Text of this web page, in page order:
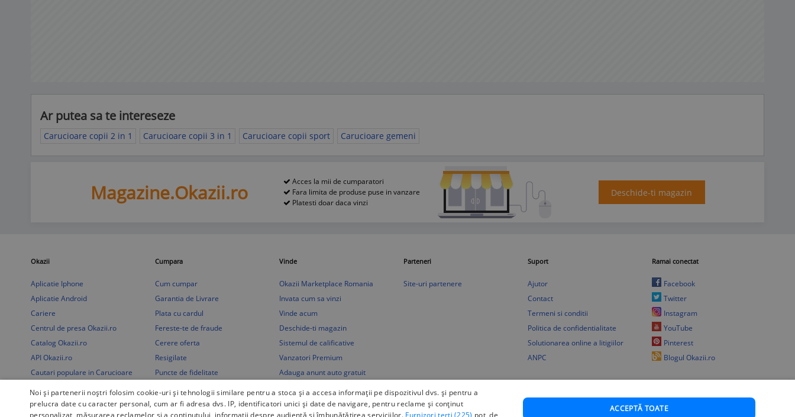
Ar putea sa te intereseze
Carucioare copii 2 in 1 Carucioare copii 3 in 1 Carucioare copii sport Carucioare gemeni
Magazine.Okazii.ro
Acces la mii de cumparatori
Fara limita de produse puse in vanzare
Platesti doar daca vinzi
Deschide-ti magazin
Okazii
Aplicatie Iphone
Aplicatie Android
Cariere
Centrul de presa Okazii.ro
Catalog Okazii.ro
API Okazii.ro
Cautari populare in Carucioare
Cumpara
Cum cumpar
Garantia de Livrare
Plata cu cardul
Fereste-te de fraude
Cerere oferta
Resigilate
Puncte de fidelitate
Vinde
Okazii Marketplace Romania
Invata cum sa vinzi
Vinde acum
Deschide-ti magazin
Sistemul de calificative
Vanzatori Premium
Adauga anunt auto gratuit
Parteneri
Site-uri partenere
Suport
Ajutor
Contact
Termeni si conditii
Politica de confidentialitate
Solutionarea online a litigiilor
ANPC
Ramai conectat
Facebook
Twitter
Instagram
YouTube
Pinterest
Blogul Okazii.ro
Noi și partenerii noștri folosim cookie-uri și tehnologii similare pentru a stoca și a accesa informații pe dispozitivul dvs. și pentru a
prelucra date cu caracter personal, cum ar fi adresa dvs. IP, identificatori unici și date de navigare, pentru reclame și conținut
personalizat, măsurarea reclamelor și a conținutului, informații despre audiență și îmbunătățirea serviciilor. Furnizori terți (225) pot, de
ACCEPTĂ TOATE